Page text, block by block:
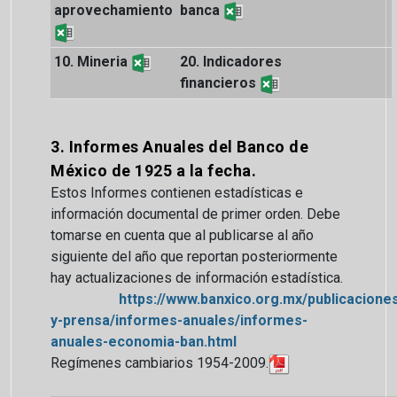
aprovechamiento banca
10. Mineria
20. Indicadores
financieros
3. Informes Anuales del Banco de
México de 1925 a la fecha.
Estos Informes contienen estadísticas e
información documental de primer orden. Debe
tomarse en cuenta que al publicarse al año
siguiente del año que reportan posteriormente
hay actualizaciones de información estadística.
https://www.banxico.org.mx/
y-prensa/informes-anuales/informes-
anuales-economia-ban.html
Regímenes cambiarios 1954-2009.